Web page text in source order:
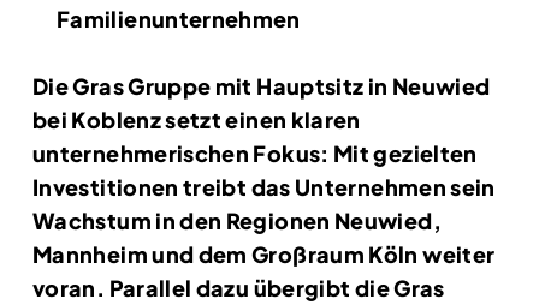
Familienunternehmen
Die Gras Gruppe mit Hauptsitz in Neuwied
bei Koblenz setzt einen klaren
unternehmerischen Fokus: Mit gezielten
Investitionen treibt das Unternehmen sein
Wachstum in den Regionen Neuwied,
Mannheim und dem Großraum Köln weiter
voran. Parallel dazu übergibt die Gras